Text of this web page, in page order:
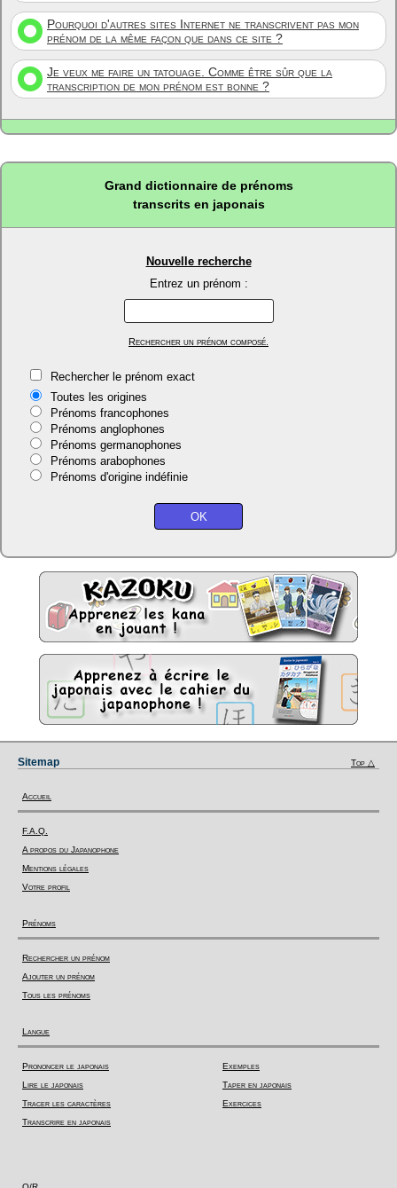
Pourquoi d'autres sites Internet ne transcrivent pas mon
prénom de la même façon que dans ce site ?
Je veux me faire un tatouage. Comme être sûr que la
transcription de mon prénom est bonne ?
Grand dictionnaire de prénoms
transcrits en japonais
Nouvelle recherche
Entrez un prénom :
Rechercher un prénom composé.
Rechercher le prénom exact
Toutes les origines
Prénoms francophones
Prénoms anglophones
Prénoms germanophones
Prénoms arabophones
Prénoms d'origine indéfinie
Sitemap Top △
Accueil
F.A.Q.
A propos du Japanophone
Mentions légales
Votre profil
Prénoms
Rechercher un prénom
Ajouter un prénom
Tous les prénoms
Langue
Prononcer le japonais
Lire le japonais
Tracer les caractères
Transcrire en japonais
Exemples
Taper en japonais
Exercices